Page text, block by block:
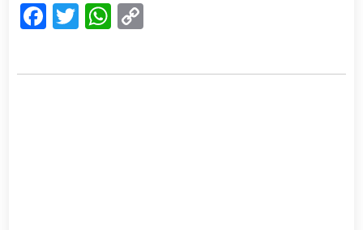
Facebook
TwitterWhatsApp